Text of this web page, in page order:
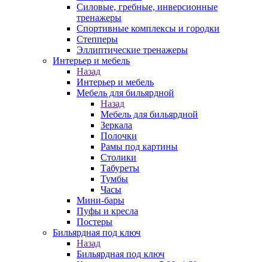
Силовые, гребные, инверсионные
тренажеры
Спортивные комплексы и городки
Степперы
Эллиптические тренажеры
Интерьер и мебель
Назад
Интерьер и мебель
Мебель для бильярдной
Назад
Мебель для бильярдной
Зеркала
Полочки
Рамы под картины
Столики
Табуреты
Тумбы
Часы
Мини-бары
Пуфы и кресла
Постеры
Бильярдная под ключ
Назад
Бильярдная под ключ